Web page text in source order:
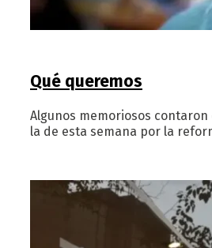
Qué queremos
Algunos memoriosos
la de esta semana por la